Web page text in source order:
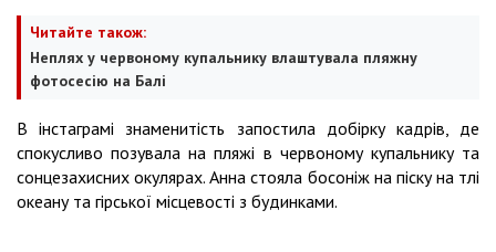
Читайте також:
Неплях у червоному купальнику влаштувала пляжну
фотосесію на Балі
В інстаграмі знаменитість запостила добірку кадрів, де
спокусливо позувала на пляжі в червоному купальнику та
сонцезахисних окулярах. Анна стояла босоніж на піску на тлі
океану та гірської місцевості з будинками.